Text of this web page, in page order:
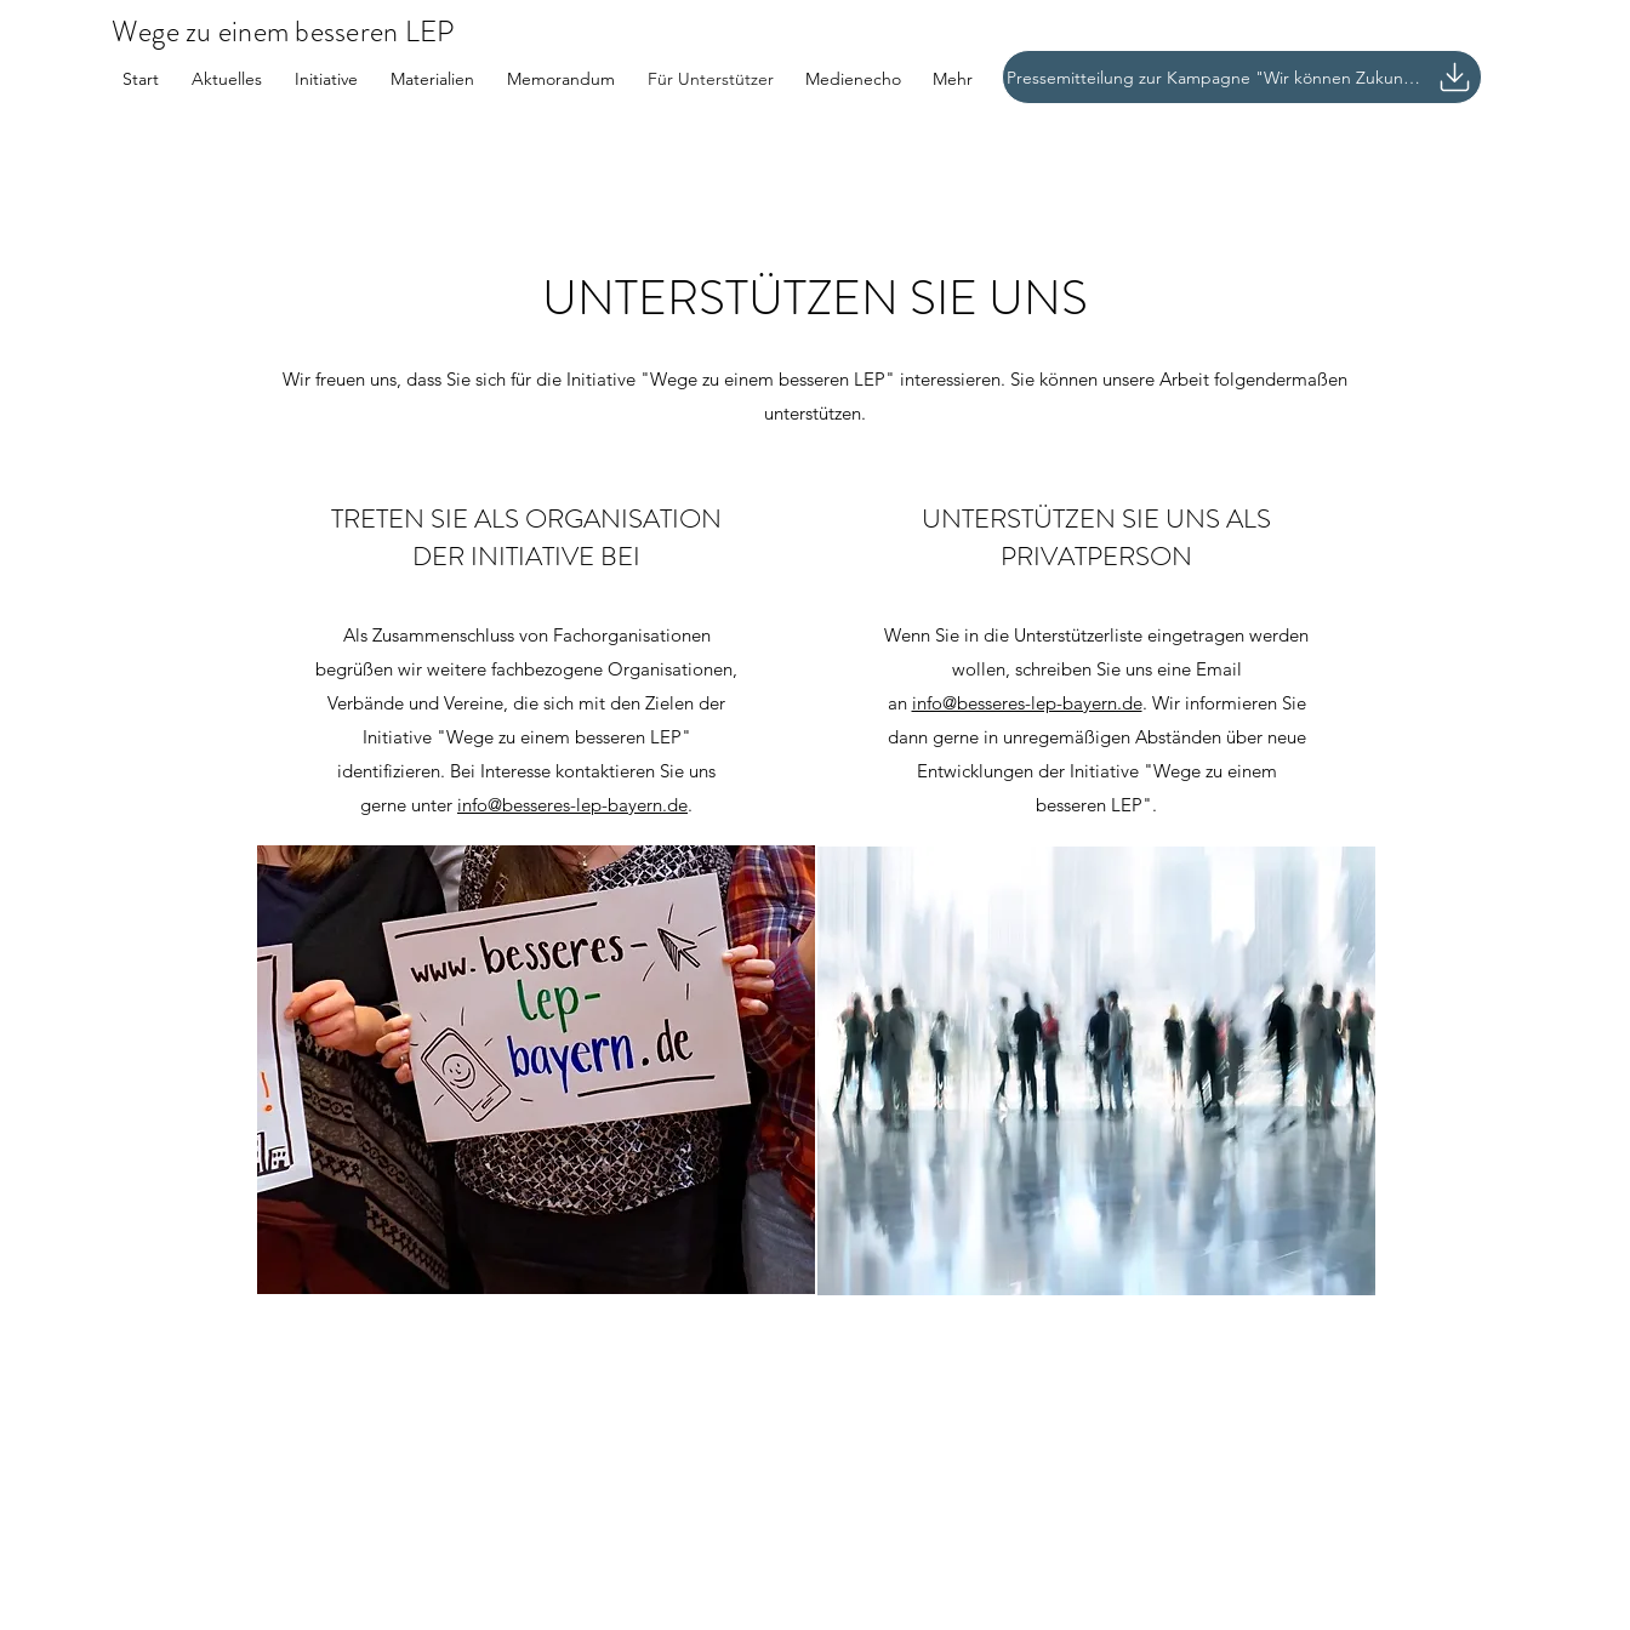
Start Aktuelles Initiative Materialien Memorandum Für Unterstützer Medienecho Mehr
Wege zu einem besseren LEP
Pressemitteilung zur Kampagne "Wir können Zukunft!"
UNTERSTÜTZEN SIE UNS
Wir freuen uns, dass Sie sich für die Initiative "Wege zu einem besseren LEP" interessieren. Sie können unsere Arbeit folgendermaßen
unterstützen.
TRETEN SIE ALS ORGANISATION
DER INITIATIVE BEI
Als Zusammenschluss von Fachorganisationen
begrüßen wir weitere fachbezogene Organisationen,
Verbände und Vereine, die sich mit den Zielen der
Initiative "Wege zu einem besseren LEP"
identifizieren. Bei Interesse kontaktieren Sie uns
gerne unter info@besseres-lep-bayern.de.
UNTERSTÜTZEN SIE UNS ALS
PRIVATPERSON
Wenn Sie in die Unterstützerliste eingetragen werden
wollen, schreiben Sie uns eine Email
an info@besseres-lep-bayern.de. Wir informieren Sie
dann gerne in unregemäßigen Abständen über neue
Entwicklungen der Initiative "Wege zu einem
besseren LEP".